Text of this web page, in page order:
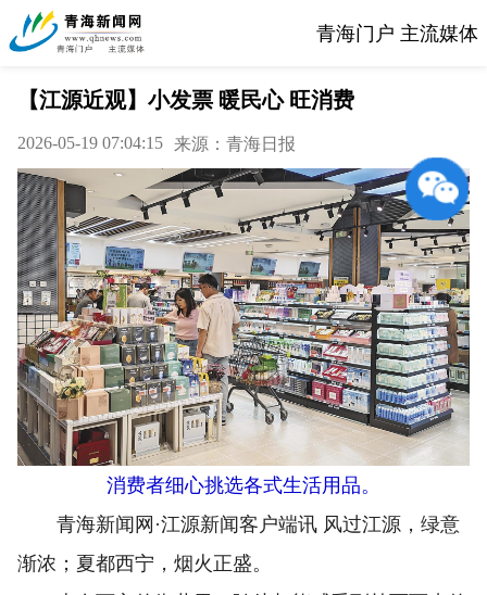
青海门户 主流媒体
【江源近观】小发票 暖民心 旺消费
2026-05-19 07:04:15 来源：青海日报
消费者细心挑选各式生活用品。
青海新闻网·江源新闻客户端讯 风过江源，绿意
渐浓；夏都西宁，烟火正盛。